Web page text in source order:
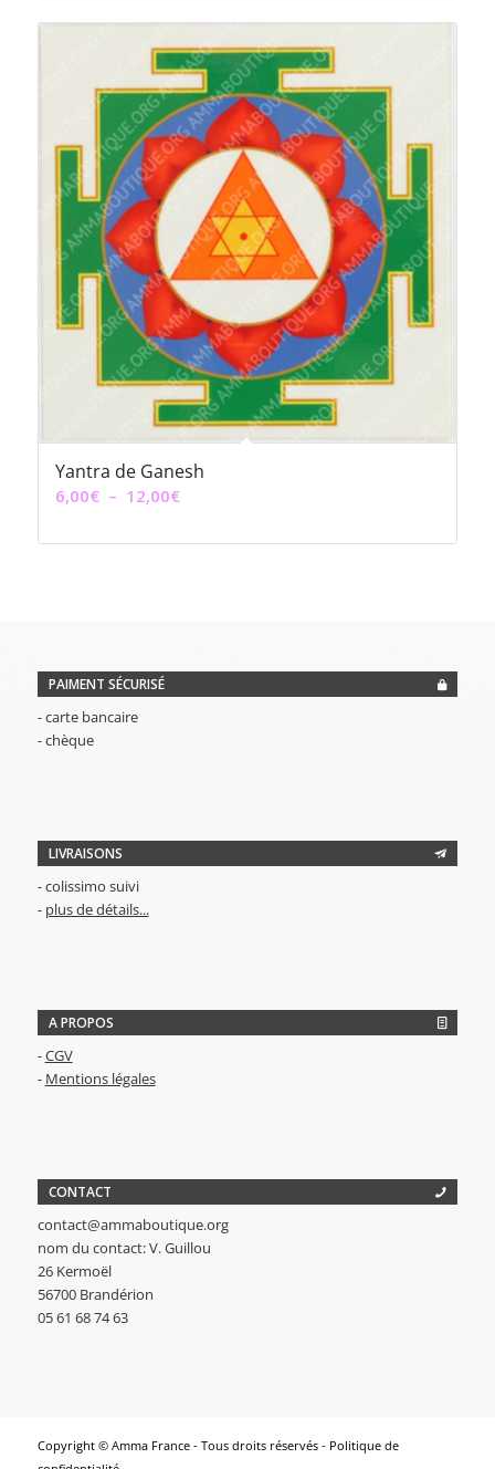
Yantra de Ganesh
6,00€ – 12,00€Plage
prix :
PAIMENT SÉCURISÉ
- carte bancaire
- chèque
LIVRAISONS
- colissimo suivi
- plus de détails...
A PROPOS
-CGV
- Mentions légales
CONTACT
contact@ammaboutique.org
nom du contact: V. Guillou
26 Kermoël
56700 Brandérion
05 61 68 74 63
Copyright © Amma France - Tous droits réservés - Politique de